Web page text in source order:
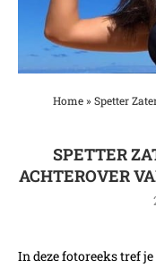
Home» Spetter
SPETTER
ACHTEROVER
In deze fotoreeks tref